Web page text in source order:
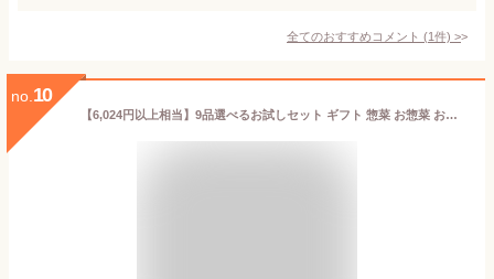
全てのおすすめコメント (1件) >
no. 10
【6,024円以上相当】9品選べるお試しセット ギフト 惣菜 お惣菜 お試し セット 冷凍食品 お弁当 おかず 詰め合わせ 食品 福袋 冷凍惣菜 お歳暮 冷凍 業務用 おつまみ 煮物 和風 洋風 中華 肉 魚 野菜